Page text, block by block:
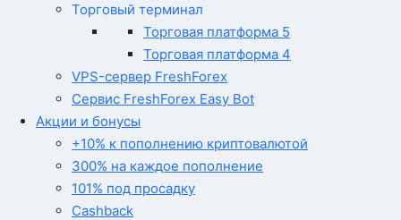
Торговый терминал
Торговая платформа 5
Торговая платформа 4
VPS-сервер FreshForex
Сервис FreshForex Easy Bot
Акции и бонусы
+10% к пополнению криптовалютой
300% на каждое пополнение
101% под просадку
Cashback